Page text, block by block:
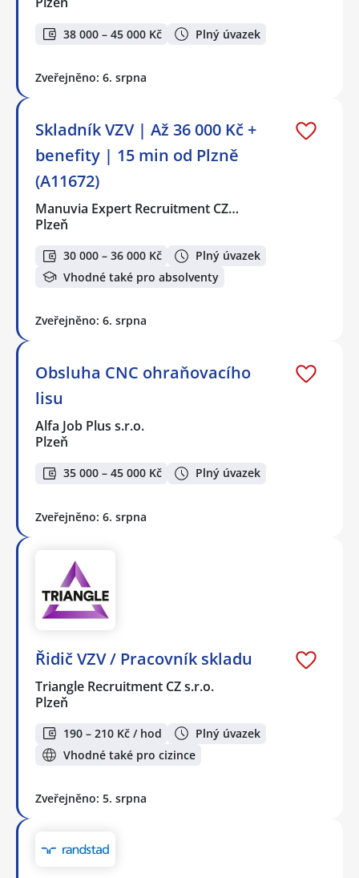
38 000 – 45 000 Kč Plný úvazek
Zveřejněno: 6. srpna
Skladník VZV | Až 36 000 Kč +
benefity | 15 min od Plzně
(A11672)
Manuvia Expert Recruitment CZ…
Plzeň
30 000 – 36 000 Kč
Plný úvazek
Vhodné také pro absolventy
Zveřejněno: 6. srpna
Obsluha CNC ohraňovacího
lisu
Alfa Job Plus s.r.o.
Plzeň
35 000 – 45 000 Kč Plný úvazek
Zveřejněno: 6. srpna
Řidič VZV / Pracovník skladu
Triangle Recruitment CZ s.r.o.
Plzeň
190 – 210 Kč / hod
Plný úvazek
Vhodné také pro cizince
Zveřejněno: 5. srpna